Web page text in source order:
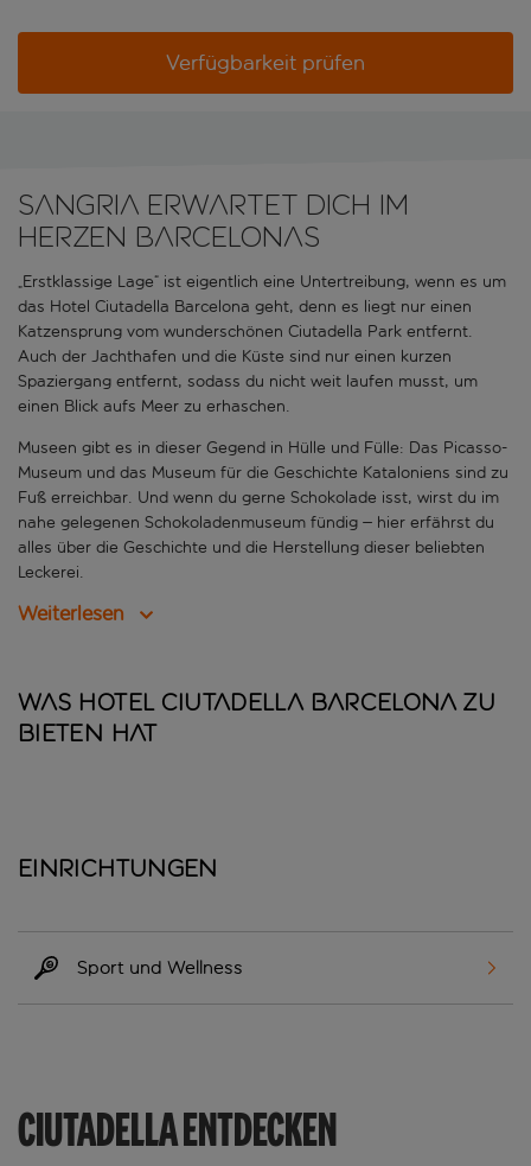
Verfügbarkeit prüfen
Sangria erwartet dich im
Herzen Barcelonas
„Erstklassige Lage“ ist eigentlich eine Untertreibung, wenn es um
das Hotel Ciutadella Barcelona geht, denn es liegt nur einen
Katzensprung vom wunderschönen Ciutadella Park entfernt.
Auch der Jachthafen und die Küste sind nur einen kurzen
Spaziergang entfernt, sodass du nicht weit laufen musst, um
einen Blick aufs Meer zu erhaschen.
Museen gibt es in dieser Gegend in Hülle und Fülle: Das Picasso-
Museum und das Museum für die Geschichte Kataloniens sind zu
Fuß erreichbar. Und wenn du gerne Schokolade isst, wirst du im
nahe gelegenen Schokoladenmuseum fündig – hier erfährst du
alles über die Geschichte und die Herstellung dieser beliebten
Leckerei.
Weiterlesen
Was Hotel Ciutadella Barcelona zu
bieten hat
Einrichtungen
Sport und Wellness
CIUTADELLA ENTDECKEN